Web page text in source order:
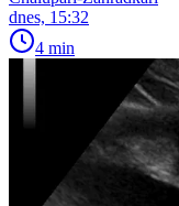
dnes, 15:32
4 min